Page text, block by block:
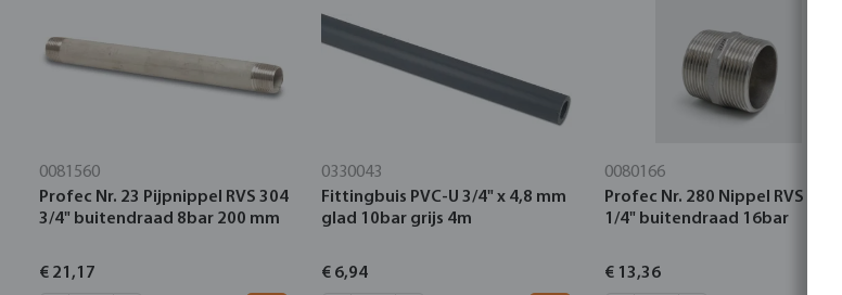
0081560
Profec Nr. 23 Pijpnippel RVS 304
3/4" buitendraad 8bar 200 mm
€ 21,17
0330043
Fittingbuis PVC-U 3/4" x 4,8 mm
glad 10bar grijs 4m
€ 6,94
0080166
Profec Nr. 280 Nippel RVS 316 1
1/4" buitendraad 16bar
€ 13,36